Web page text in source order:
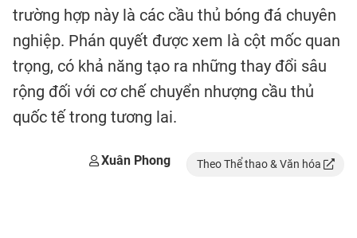
trường hợp này là các cầu thủ bóng đá chuyên
nghiệp. Phán quyết được xem là cột mốc quan
trọng, có khả năng tạo ra những thay đổi sâu
rộng đối với cơ chế chuyển nhượng cầu thủ
quốc tế trong tương lai.
Xuân Phong Theo Thể thao & Văn hóa